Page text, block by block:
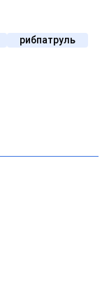
рибпатруль